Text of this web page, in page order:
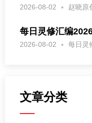
2026-08-02 赵晓原
每日灵修汇编
2026-08-02 每日灵
文章分类